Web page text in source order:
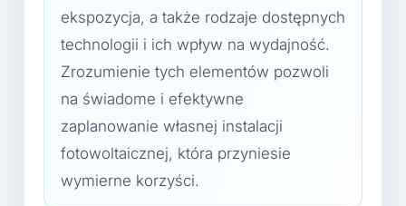
ekspozycja, a także rodzaje dostępnych
technologii i ich wpływ na wydajność.
Zrozumienie tych elementów pozwoli
na świadome i efektywne
zaplanowanie własnej instalacji
fotowoltaicznej, która przyniesie
wymierne korzyści.